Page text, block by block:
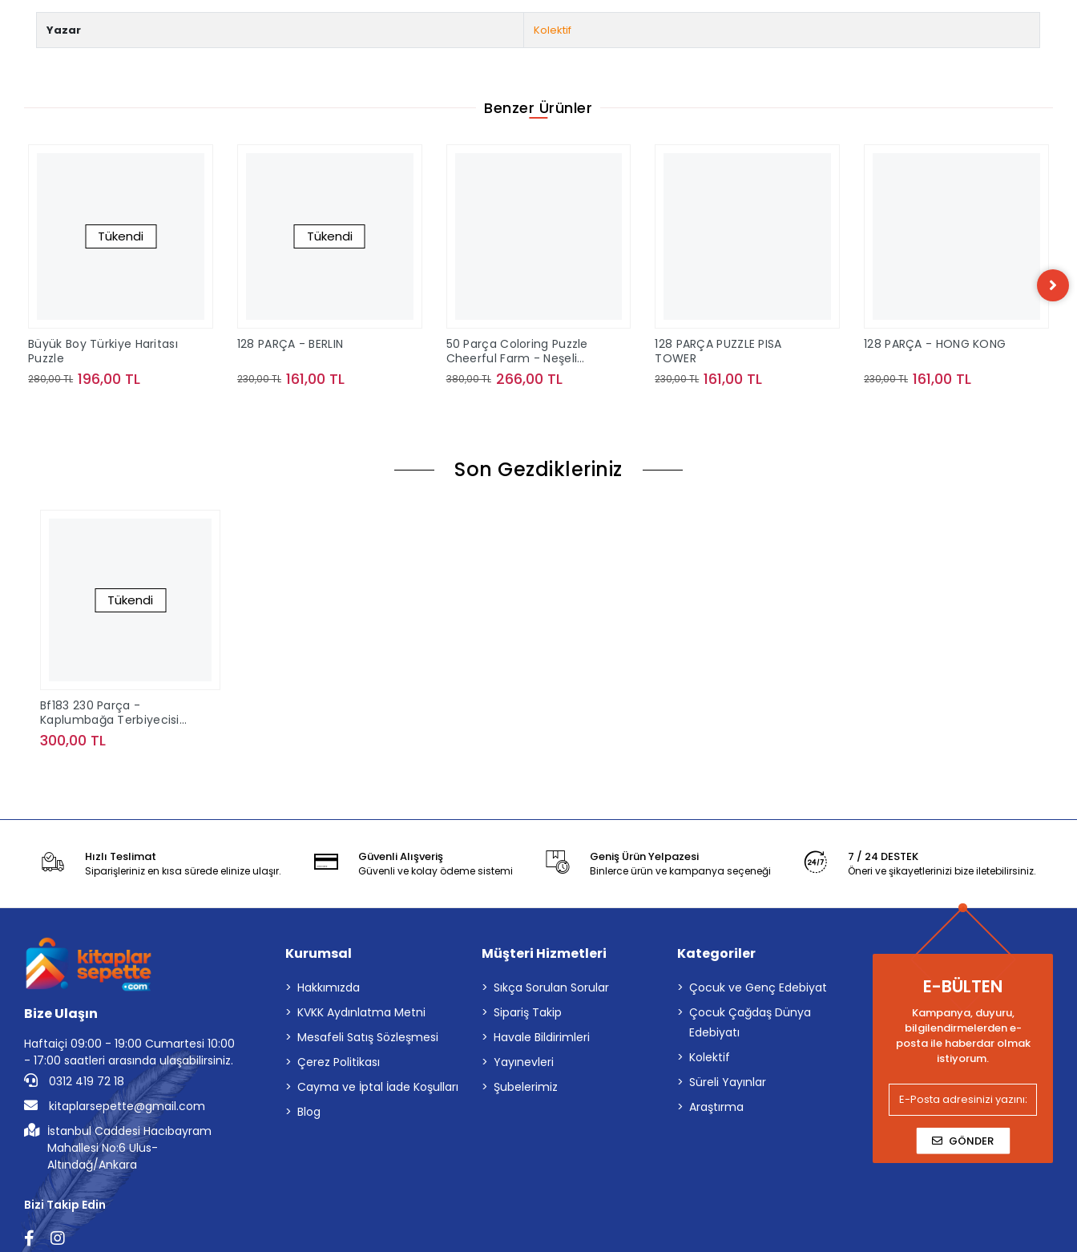
Yazar Kolektif
Benzer Ürünler
Tükendi
Büyük Boy Türkiye Haritası
Puzzle
280,00 TL 196,00 TL
Tükendi
128 PARÇA - BERLIN
230,00 TL 161,00 TL
50 Parça Coloring Puzzle
Cheerful Farm - Neşeli
Çiftlik
380,00 TL 266,00 TL
128 PARÇA PUZZLE PISA
TOWER
230,00 TL 161,00 TL
128 PARÇA - HONG KONG
230,00 TL 161,00 TL
Son Gezdikleriniz
Tükendi
Bf183 230 Parça -
Kaplumbağa Terbiyecisi
Bluefocus
300,00 TL
Hızlı Teslimat
Siparişleriniz en kısa sürede elinize ulaşır.
Güvenli Alışveriş
Güvenli ve kolay ödeme sistemi
Geniş Ürün Yelpazesi
Binlerce ürün ve kampanya seçeneği
7 / 24 DESTEK
Öneri ve şikayetlerinizi bize iletebilirsiniz.
Bize Ulaşın
Haftaiçi 09:00 - 19:00 Cumartesi 10:00
- 17:00 saatleri arasında ulaşabilirsiniz.
0312 419 72 18
kitaplarsepette@gmail.com
İstanbul Caddesi Hacıbayram
Mahallesi No:6 Ulus-
Altındağ/Ankara
Bizi Takip Edin
Kurumsal
Hakkımızda
KVKK Aydınlatma Metni
Mesafeli Satış Sözleşmesi
Çerez Politikası
Cayma ve İptal İade Koşulları
Blog
Müşteri Hizmetleri
Sıkça Sorulan Sorular
Sipariş Takip
Havale Bildirimleri
Yayınevleri
Şubelerimiz
Kategoriler
Çocuk ve Genç Edebiyat
Çocuk Çağdaş Dünya
Edebiyatı
Kolektif
Süreli Yayınlar
Araştırma
E-BÜLTEN
Kampanya, duyuru,
bilgilendirmelerden e-
posta ile haberdar olmak
istiyorum.
GÖNDER